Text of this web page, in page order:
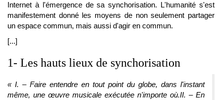
Internet à l'émergence de sa synchorisation. L'humanité s'est
manifestement donné les moyens de non seulement partager
un espace commun, mais aussi d'agir en commun.
[...]
1- Les hauts lieux de synchorisation
« I. – Faire entendre en tout point du globe, dans l'instant
même, une œuvre musicale exécutée n'importe où.II. – En